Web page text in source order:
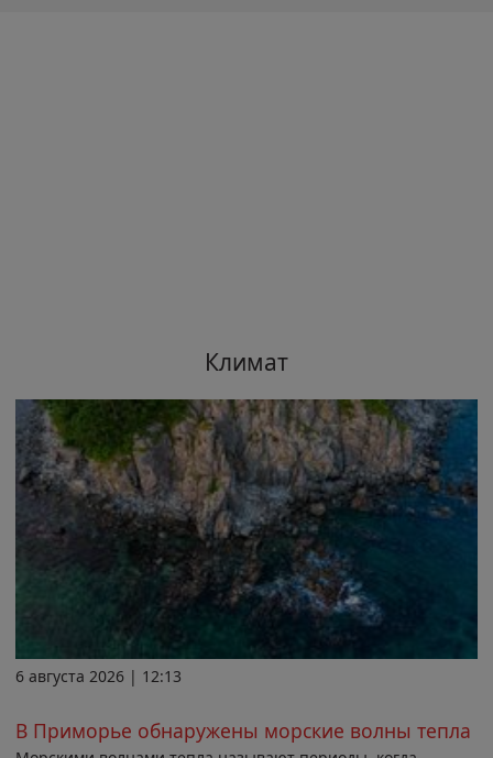
Климат
6 августа 2026 | 12:13
В Приморье обнаружены морские волны тепла